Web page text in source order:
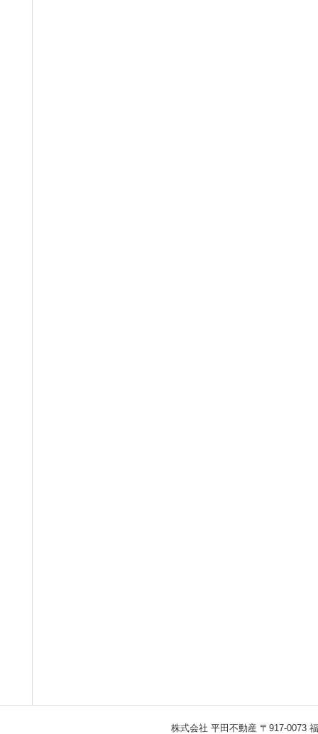
株式会社 平田不動産 〒917-0073